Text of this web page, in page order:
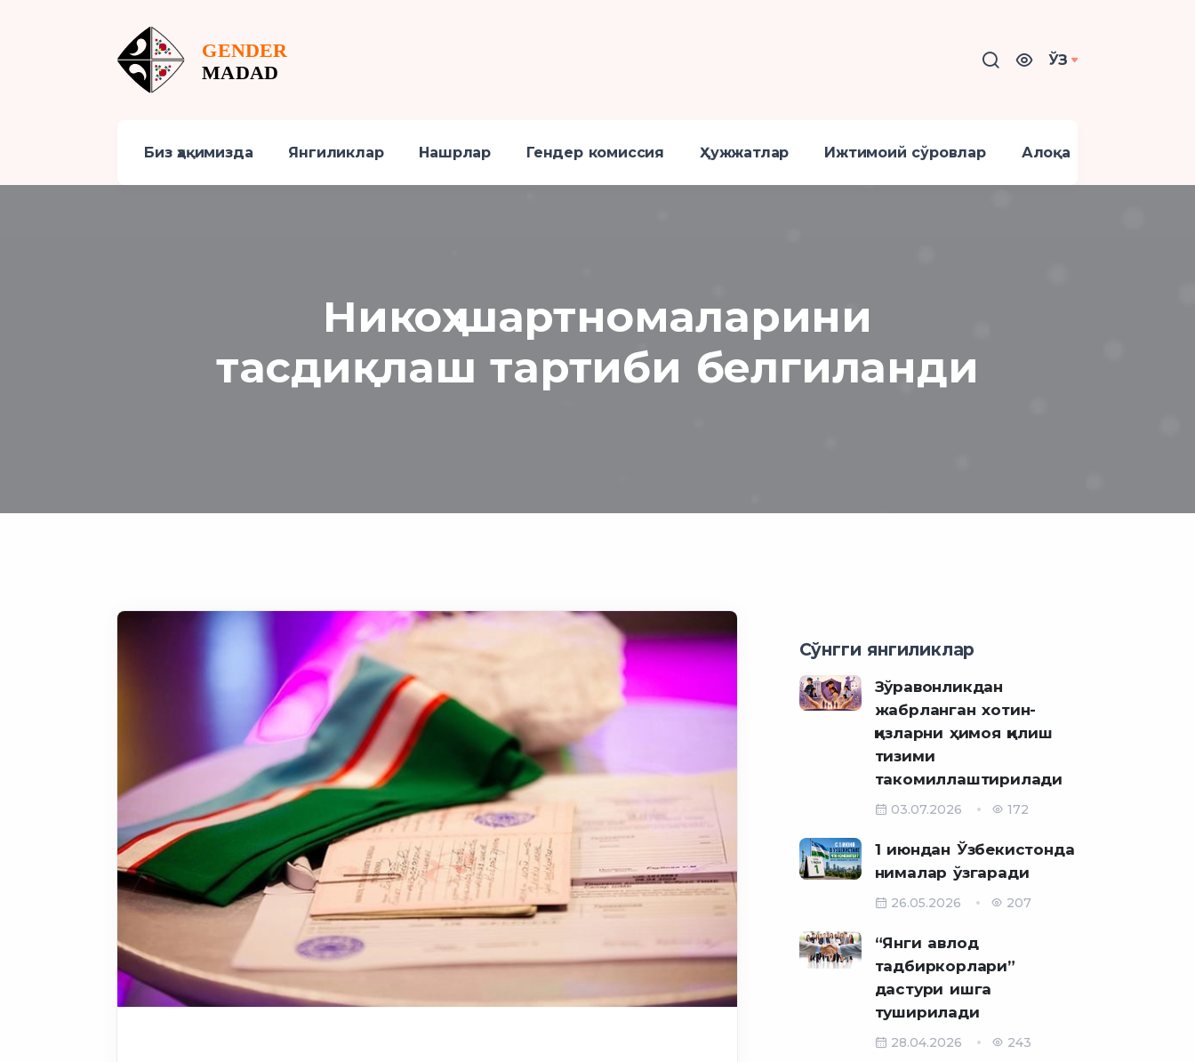
ЎЗ
Биз ҳақимизда Янгиликлар Нашрлар Гендер комиссия Ҳужжатлар Ижтимоий сўровлар Алоқа
Никоҳ шартномаларини
тасдиқлаш тартиби белгиланди
Сўнгги янгиликлар
Зўравонликдан
жабрланган хотин-
қизларни ҳимоя қилиш
тизими
такомиллаштирилади
03.07.2026 172
1 июндан Ўзбекистонда
нималар ўзгаради
26.05.2026 207
“Янги авлод
тадбиркорлари”
дастури ишга
туширилади
28.04.2026 243